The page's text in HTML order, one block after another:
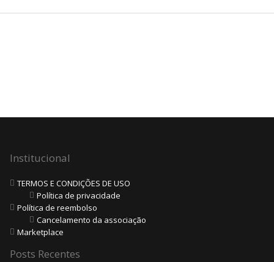
Institucional
TERMOS E CONDIÇÕES DE USO
Política de privacidade
Política de reembolso
Cancelamento da associação
Marketplace
Posts Recentes